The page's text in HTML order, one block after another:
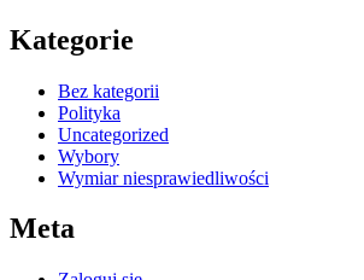
Kategorie
Bez kategorii
Polityka
Uncategorized
Wybory
Wymiar niesprawiedliwości
Meta